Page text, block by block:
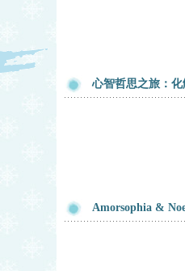
心智哲思之旅：
Amorsophia &